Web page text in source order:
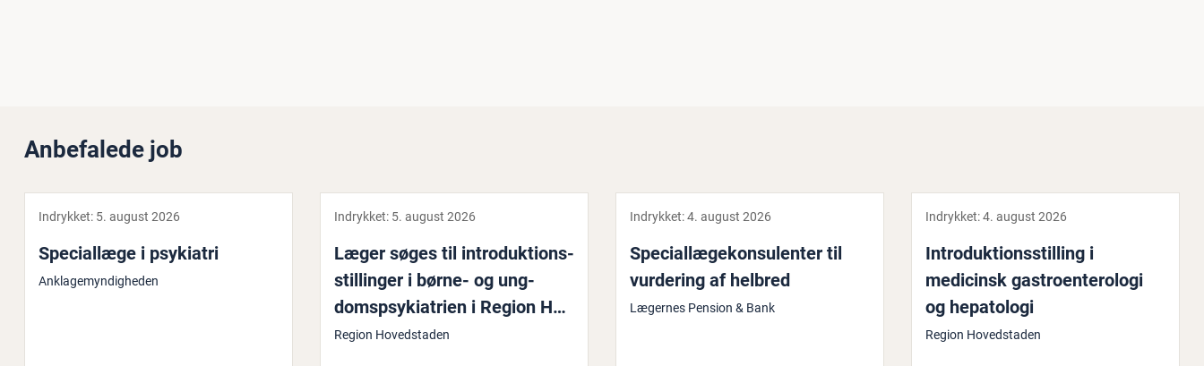
Anbefalede job
Indrykket: 5. august 2026
Spe­ci­al­læ­ge i psykiatri
Anklagemyndigheden
Indrykket: 5. august 2026
Læger søges til in­tro­duk­tions­
stil­lin­ger i børne- og ung­
doms­psy­ki­a­tri­en i Region Ho­
vedsta­den
Region Hovedstaden
Indrykket:4. august 2026
Spe­ci­al­læge­kon­su­len­ter til
vurdering af helbred
Lægernes Pension & Bank
Indrykket:4. august 2026
In­tro­duk­tions­stil­ling i
medicinsk ga­stro­en­te­ro­lo­gi
og he­pa­to­lo­gi
Region Hovedstaden